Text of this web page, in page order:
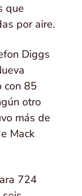
que
por aire.
Diggs
con 85
otro
más de
Mack
724